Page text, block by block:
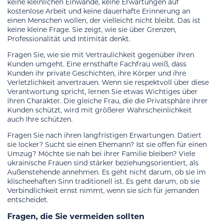
keine kleinlichen Einwände, keine Erwartungen auf
kostenlose Arbeit und keine dauerhafte Erinnerung an
einen Menschen wollen, der vielleicht nicht bleibt. Das ist
keine kleine Frage. Sie zeigt, wie sie über Grenzen,
Professionalität und Intimität denkt.
Fragen Sie, wie sie mit Vertraulichkeit gegenüber ihren
Kunden umgeht. Eine ernsthafte Fachfrau weiß, dass
Kunden ihr private Geschichten, ihre Körper und ihre
Verletzlichkeit anvertrauen. Wenn sie respektvoll über diese
Verantwortung spricht, lernen Sie etwas Wichtiges über
ihren Charakter. Die gleiche Frau, die die Privatsphäre ihrer
Kunden schützt, wird mit größerer Wahrscheinlichkeit
auch Ihre schützen.
Fragen Sie nach ihren langfristigen Erwartungen. Datiert
sie locker? Sucht sie einen Ehemann? Ist sie offen für einen
Umzug? Möchte sie nah bei ihrer Familie bleiben? Viele
ukrainische Frauen sind stärker beziehungsorientiert, als
Außenstehende annehmen. Es geht nicht darum, ob sie im
klischeehaften Sinn traditionell ist. Es geht darum, ob sie
Verbindlichkeit ernst nimmt, wenn sie sich für jemanden
entscheidet.
Fragen, die Sie vermeiden sollten